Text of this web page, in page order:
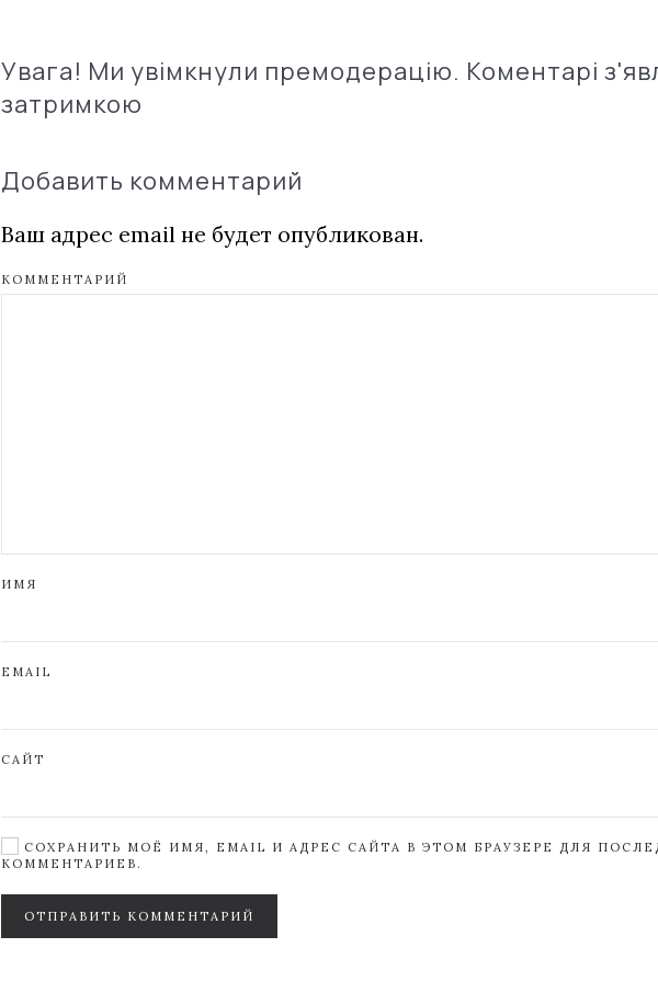
Увага! Ми увімкнули премодерацію. Коментарі
затримкою
Добавить комментарий
Ваш адрес email не будет опубликован.
КОММЕНТАРИЙ
ИМЯ
EMAIL
САЙТ
СОХРАНИТЬ МОЁ ИМЯ, EMAIL И АДРЕС САЙТА В ЭТОМ БРАУЗЕРЕ ДЛЯ
КОММЕНТАРИЕВ.
ОТПРАВИТЬ КОММЕНТАРИЙ